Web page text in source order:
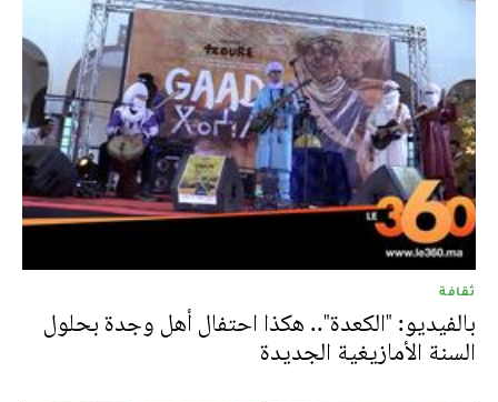
ثقافة
بالفيديو: "الكعدة".. هكذا احتفال أهل وجدة بحلول
السنة الأمازيغية الجديدة